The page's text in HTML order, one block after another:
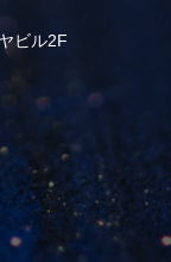
ビル2F